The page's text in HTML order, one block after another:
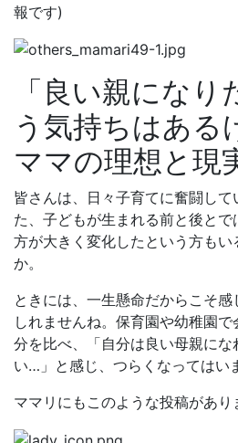
報です)
「良い親にな
う気持ちはある
ママの理想と現
皆さんは、日々子育てに奮闘して
た、子どもが生まれる前と後とで
方が大きく変化したという方もい
か。
ときには、一生懸命だからこそ
しれませんね。保育園や幼稚園
分を比べ、「自分は良い母親に
い…」と感じ、つらくなってはい
ママリにもこのような投稿があり